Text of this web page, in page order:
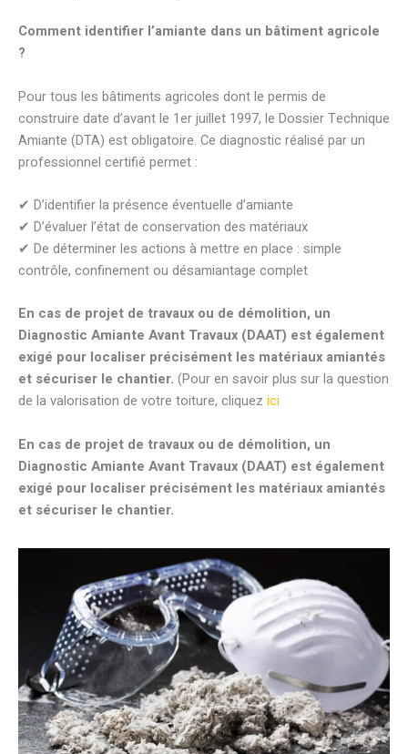
Comment identifier l’amiante dans un bâtiment agricole
?
Pour tous les bâtiments agricoles dont le permis de
construire date d’avant le 1er juillet 1997, le Dossier Technique
Amiante (DTA) est obligatoire. Ce diagnostic réalisé par un
professionnel certifié permet :
✔ D’identifier la présence éventuelle d’amiante
✔ D’évaluer l’état de conservation des matériaux
✔ De déterminer les actions à mettre en place : simple
contrôle, confinement ou désamiantage complet
En cas de projet de travaux ou de démolition, un
Diagnostic Amiante Avant Travaux (DAAT) est également
exigé pour localiser précisément les matériaux amiantés
et sécuriser le chantier. (Pour en savoir plus sur la question
de la valorisation de votre toiture, cliquez ici
En cas de projet de travaux ou de démolition, un
Diagnostic Amiante Avant Travaux (DAAT) est également
exigé pour localiser précisément les matériaux amiantés
et sécuriser le chantier.